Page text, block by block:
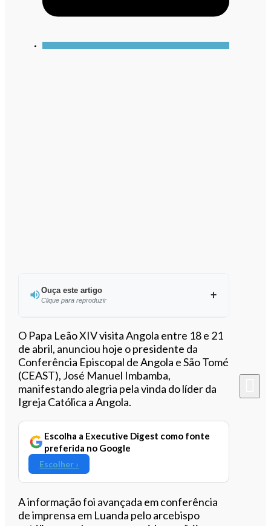
Ouça este artigo
Clique para reproduzir
Ouvir este artigo
O Papa Leão XIV visita Angola entre 18 e 21
de abril, anunciou hoje o presidente da
Conferência Episcopal de Angola e São Tomé
(CEAST), José Manuel Imbamba,
manifestando alegria pela vinda do líder da
Igreja Católica a Angola.
Escolha a Executive Digest como fonte
preferida no Google
Escolher ›
A informação foi avançada em conferência
de imprensa em Luanda pelo arcebispo